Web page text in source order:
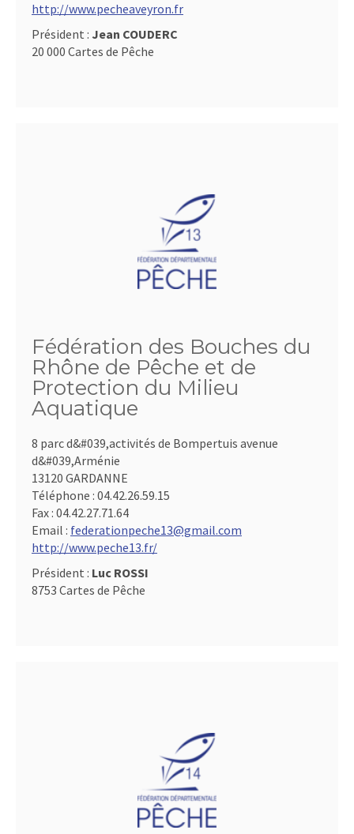
http://www.pecheaveyron.fr
Président : Jean COUDERC
20 000 Cartes de Pêche
Fédération des Bouches du
Rhône de Pêche et de
Protection du Milieu
Aquatique
8 parc d&#039,activités de Bompertuis avenue
d&#039,Arménie
13120 GARDANNE
Téléphone : 04.42.26.59.15
Fax : 04.42.27.71.64
Email : federationpeche13@gmail.com
http://www.peche13.fr/
Président : Luc ROSSI
8753 Cartes de Pêche